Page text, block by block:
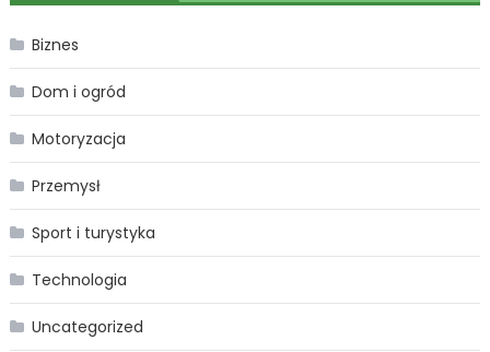
Biznes
Dom i ogród
Motoryzacja
Przemysł
Sport i turystyka
Technologia
Uncategorized